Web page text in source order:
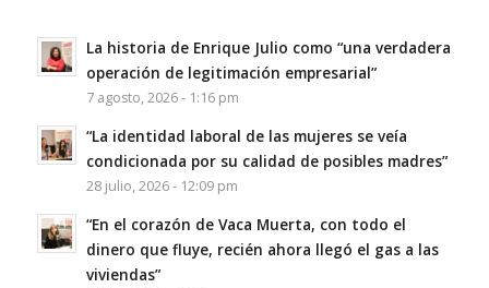
La historia de Enrique Julio como “una verdadera
operación de legitimación empresarial”
7 agosto, 2026 - 1:16 pm
“La identidad laboral de las mujeres se veía
condicionada por su calidad de posibles madres”
28 julio, 2026 - 12:09 pm
“En el corazón de Vaca Muerta, con todo el
dinero que fluye, recién ahora llegó el gas a las
viviendas”